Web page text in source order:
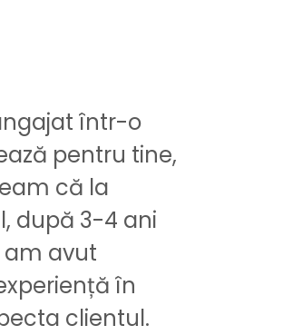
într-o
pentru tine,
că la
după 3-4 ani
am avut
în
clientul.